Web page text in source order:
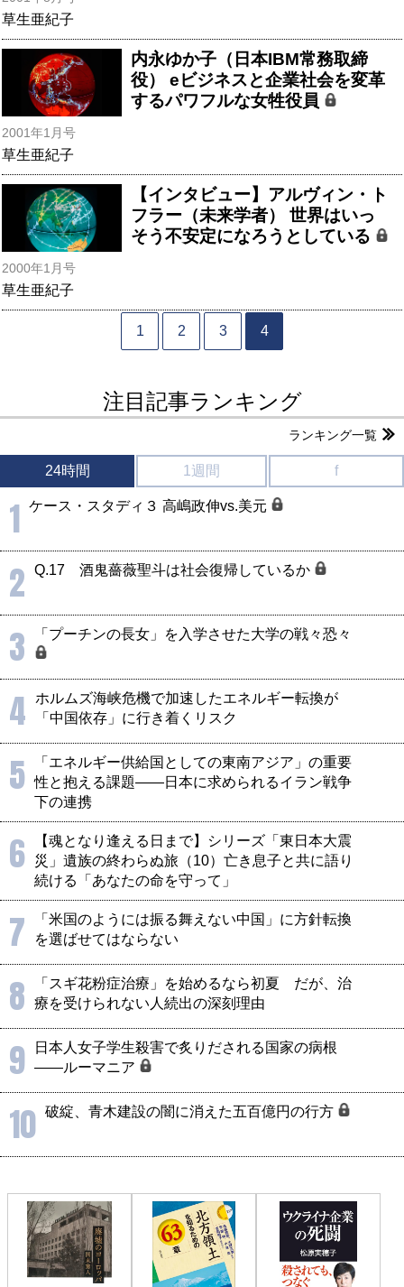
草生亜紀子
内永ゆか子（日本IBM常務取締
役） eビジネスと企業社会を変革
するパワフルな女牲役員
2001年1月号
草生亜紀子
【インタビュー】アルヴィン・ト
フラー（未来学者） 世界はいっ
そう不安定になろうとしている
2000年1月号
草生亜紀子
1 2 3 4
注目記事ランキング
ランキング一覧
24時間 1週間 f
1 ケース・スタディ３ 高嶋政伸vs.美元
2 Q.17 酒鬼薔薇聖斗は社会復帰しているか
3 「プーチンの長女」を入学させた大学の戦々恐々
4
ホルムズ海峡危機で加速したエネルギー転換が
「中国依存」に行き着くリスク
5
「エネルギー供給国としての東南アジア」の重要
性と抱える課題――日本に求められるイラン戦争
下の連携
6
【魂となり逢える日まで】シリーズ「東日本大震
災」遺族の終わらぬ旅（10）亡き息子と共に語り
続ける「あなたの命を守って」
7
「米国のようには振る舞えない中国」に方針転換
を選ばせてはならない
8
「スギ花粉症治療」を始めるなら初夏 だが、治
療を受けられない人続出の深刻理由
9
日本人女子学生殺害で炙りだされる国家の病根
――ルーマニア
10 破綻、青木建設の闇に消えた五百億円の行方